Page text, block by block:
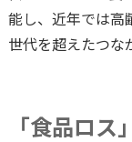
能し、近年では高
世代を超えたつな
「食品ロス